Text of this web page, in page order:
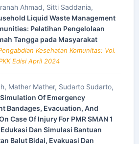
Ahmad, Sitti Saddania,
Liquid Waste Management
Pelatihan Pengelolaan
Tangga pada Masyarakat
Kesehatan Komunitas: Vol.
Edisi April 2024
Mather Mather, Sudarto Sudarto,
Of Emergency
Bandages, Evacuation, And
Case Of Injury For PMR SMAN 1
Dan Simulasi Bantuan
Balut Bidai, Evakuasi Dan